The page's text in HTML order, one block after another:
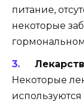
питание,
некоторые
Некоторые